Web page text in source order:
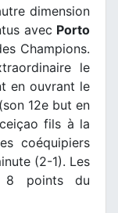
dimension
avec Porto
Champions.
le
en ouvrant le
12e but en
fils à la
coéquipiers
(2-1). Les
8 points du